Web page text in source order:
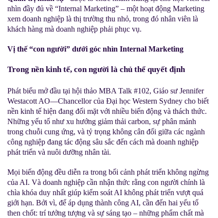
nhìn đầy đủ về “Internal Marketing” – một hoạt động Marketing
xem doanh nghiệp là thị trường thu nhỏ, trong đó nhân viên là
khách hàng mà doanh nghiệp phải phục vụ.
Vị thế “con người” dưới góc nhìn Internal Marketing
Trong nền kinh tế, con người là chủ thể quyết định
Phát biểu mở đầu tại hội thảo MBA Talk #102, Giáo sư Jennifer
Westacott AO—Chancellor của Đại học Western Sydney cho biết
nền kinh tế hiện đang đối mặt với nhiều biến động và thách thức.
Những yếu tố như xu hướng giảm thải carbon, sự phân mảnh
trong chuỗi cung ứng, và tỷ trọng không cân đối giữa các ngành
công nghiệp đang tác động sâu sắc đến cách mà doanh nghiệp
phát triển và nuôi dưỡng nhân tài.
Mọi biến động đều diễn ra trong bối cảnh phát triển không ngừng
của AI. Và doanh nghiệp cần nhận thức rằng con người chính là
chìa khóa duy nhất giúp kiểm soát AI không phát triển vượt quá
giới hạn. Bởi vì, để áp dụng thành công AI, cần đến hai yếu tố
then chốt: trí tưởng tượng và sự sáng tạo – những phẩm chất mà